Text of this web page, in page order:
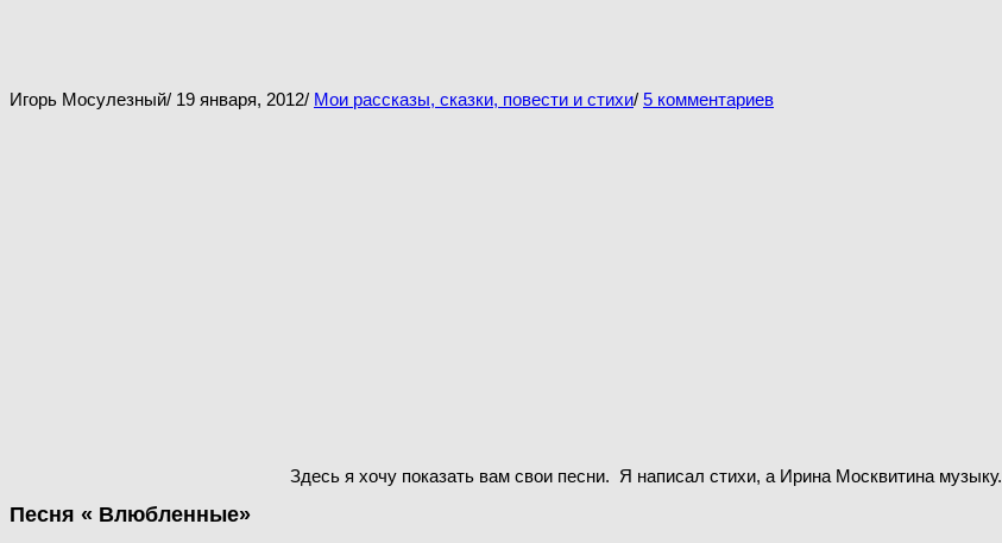
Игорь Мосулезный/ 19 января, 2012/ Мои рассказы, сказки, повести и стихи/ 5 комментариев
Здесь я хочу показать вам свои песни. Я написал стихи, а Ирина Москвитина музыку.
Песня « Влюбленные»